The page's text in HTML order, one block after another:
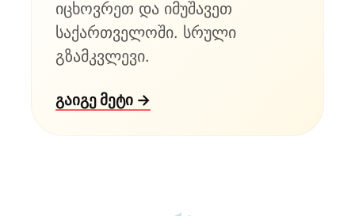
იცხოვრეთ და იმუშავეთ
საქართველოში. სრული
გზამკვლევი.
გაიგე მეტი →